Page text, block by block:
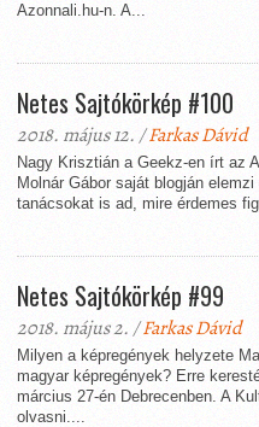
Azonnali.hu-n. A...
Netes Sajtókörkép #100
2018. május 12. /Farkas Dávid
Nagy Krisztián a Geekz-en írt az
Molnár Gábor saját blogján
tanácsokat is ad, mire érdemes
Netes Sajtókörkép #99
2018. május 2. /Farkas Dávid
Milyen a képregények helyzete
magyar képregények? Erre
március 27-én Debrecenben. A
olvasni....